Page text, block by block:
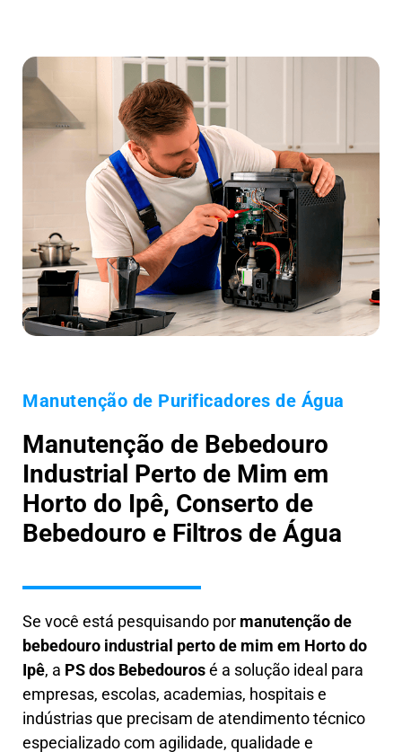
Manutenção de Purificadores de Água
Manutenção de Bebedouro
Industrial Perto de Mim em
Horto do Ipê, Conserto de
Bebedouro e Filtros de Água
Se você está pesquisando por manutenção de
bebedouro industrial perto de mim em Horto do
Ipê, a PS dos Bebedourosé a solução ideal para
empresas, escolas, academias, hospitais e
indústrias que precisam de atendimento técnico
especializado com agilidade, qualidade e